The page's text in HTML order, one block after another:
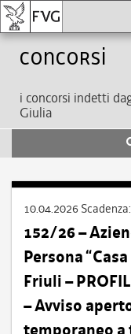
Concorsi
i concorsi indetti
Giulia
10.04.2026 Scadenza:
152/26 –
Persona
Friuli –
– Avviso